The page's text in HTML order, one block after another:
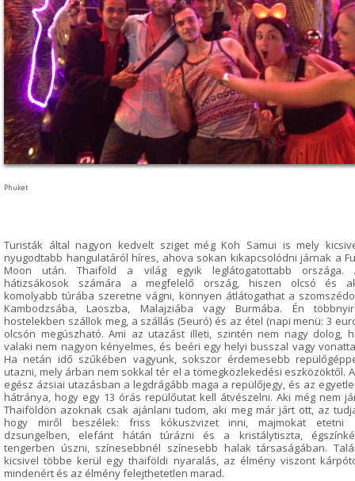
Phuket
Turisták által nagyon kedvelt sziget még Koh Samui is mely
nyugodtabb hangulatáról híres, ahova sokan kikapcsolódni járnak a
Moon után. Thaiföld a világ egyik leglátogatottabb országa.
hátizsákosok számára a megfelelő ország, hiszen olcsó és
komolyabb túrába szeretne vágni, könnyen átlátogathat a
Kambodzsába, Laoszba, Malajziába vagy Burmába. Én
hostelekben szállok meg, a szállás (5euró) és az étel (napi menü: 3
olcsón megúszható. Ami az utazást illeti, szintén nem nagy dolog,
valaki nem nagyon kényelmes, és beéri egy helyi busszal vagy
Ha netán idő szűkében vagyunk, sokszor érdemesebb
utazni, mely árban nem sokkal tér el a tömegközlekedési eszközöktől.
egész ázsiai utazásban a legdrágább maga a repülőjegy, és az
hátránya, hogy egy 13 órás repülőutat kell átvészelni. Aki még nem
Thaiföldön azoknak csak ajánlani tudom, aki meg már járt ott, az
hogy miről beszélek: friss kókuszvizet inni, majmokat etetni
dzsungelben, elefánt hátán túrázni és a kristálytiszta,
tengerben úszni, színesebbnél színesebb halak társaságában.
kicsivel többe kerül egy thaiföldi nyaralás, az élmény viszont
mindenért és az élmény felejthetetlen marad.